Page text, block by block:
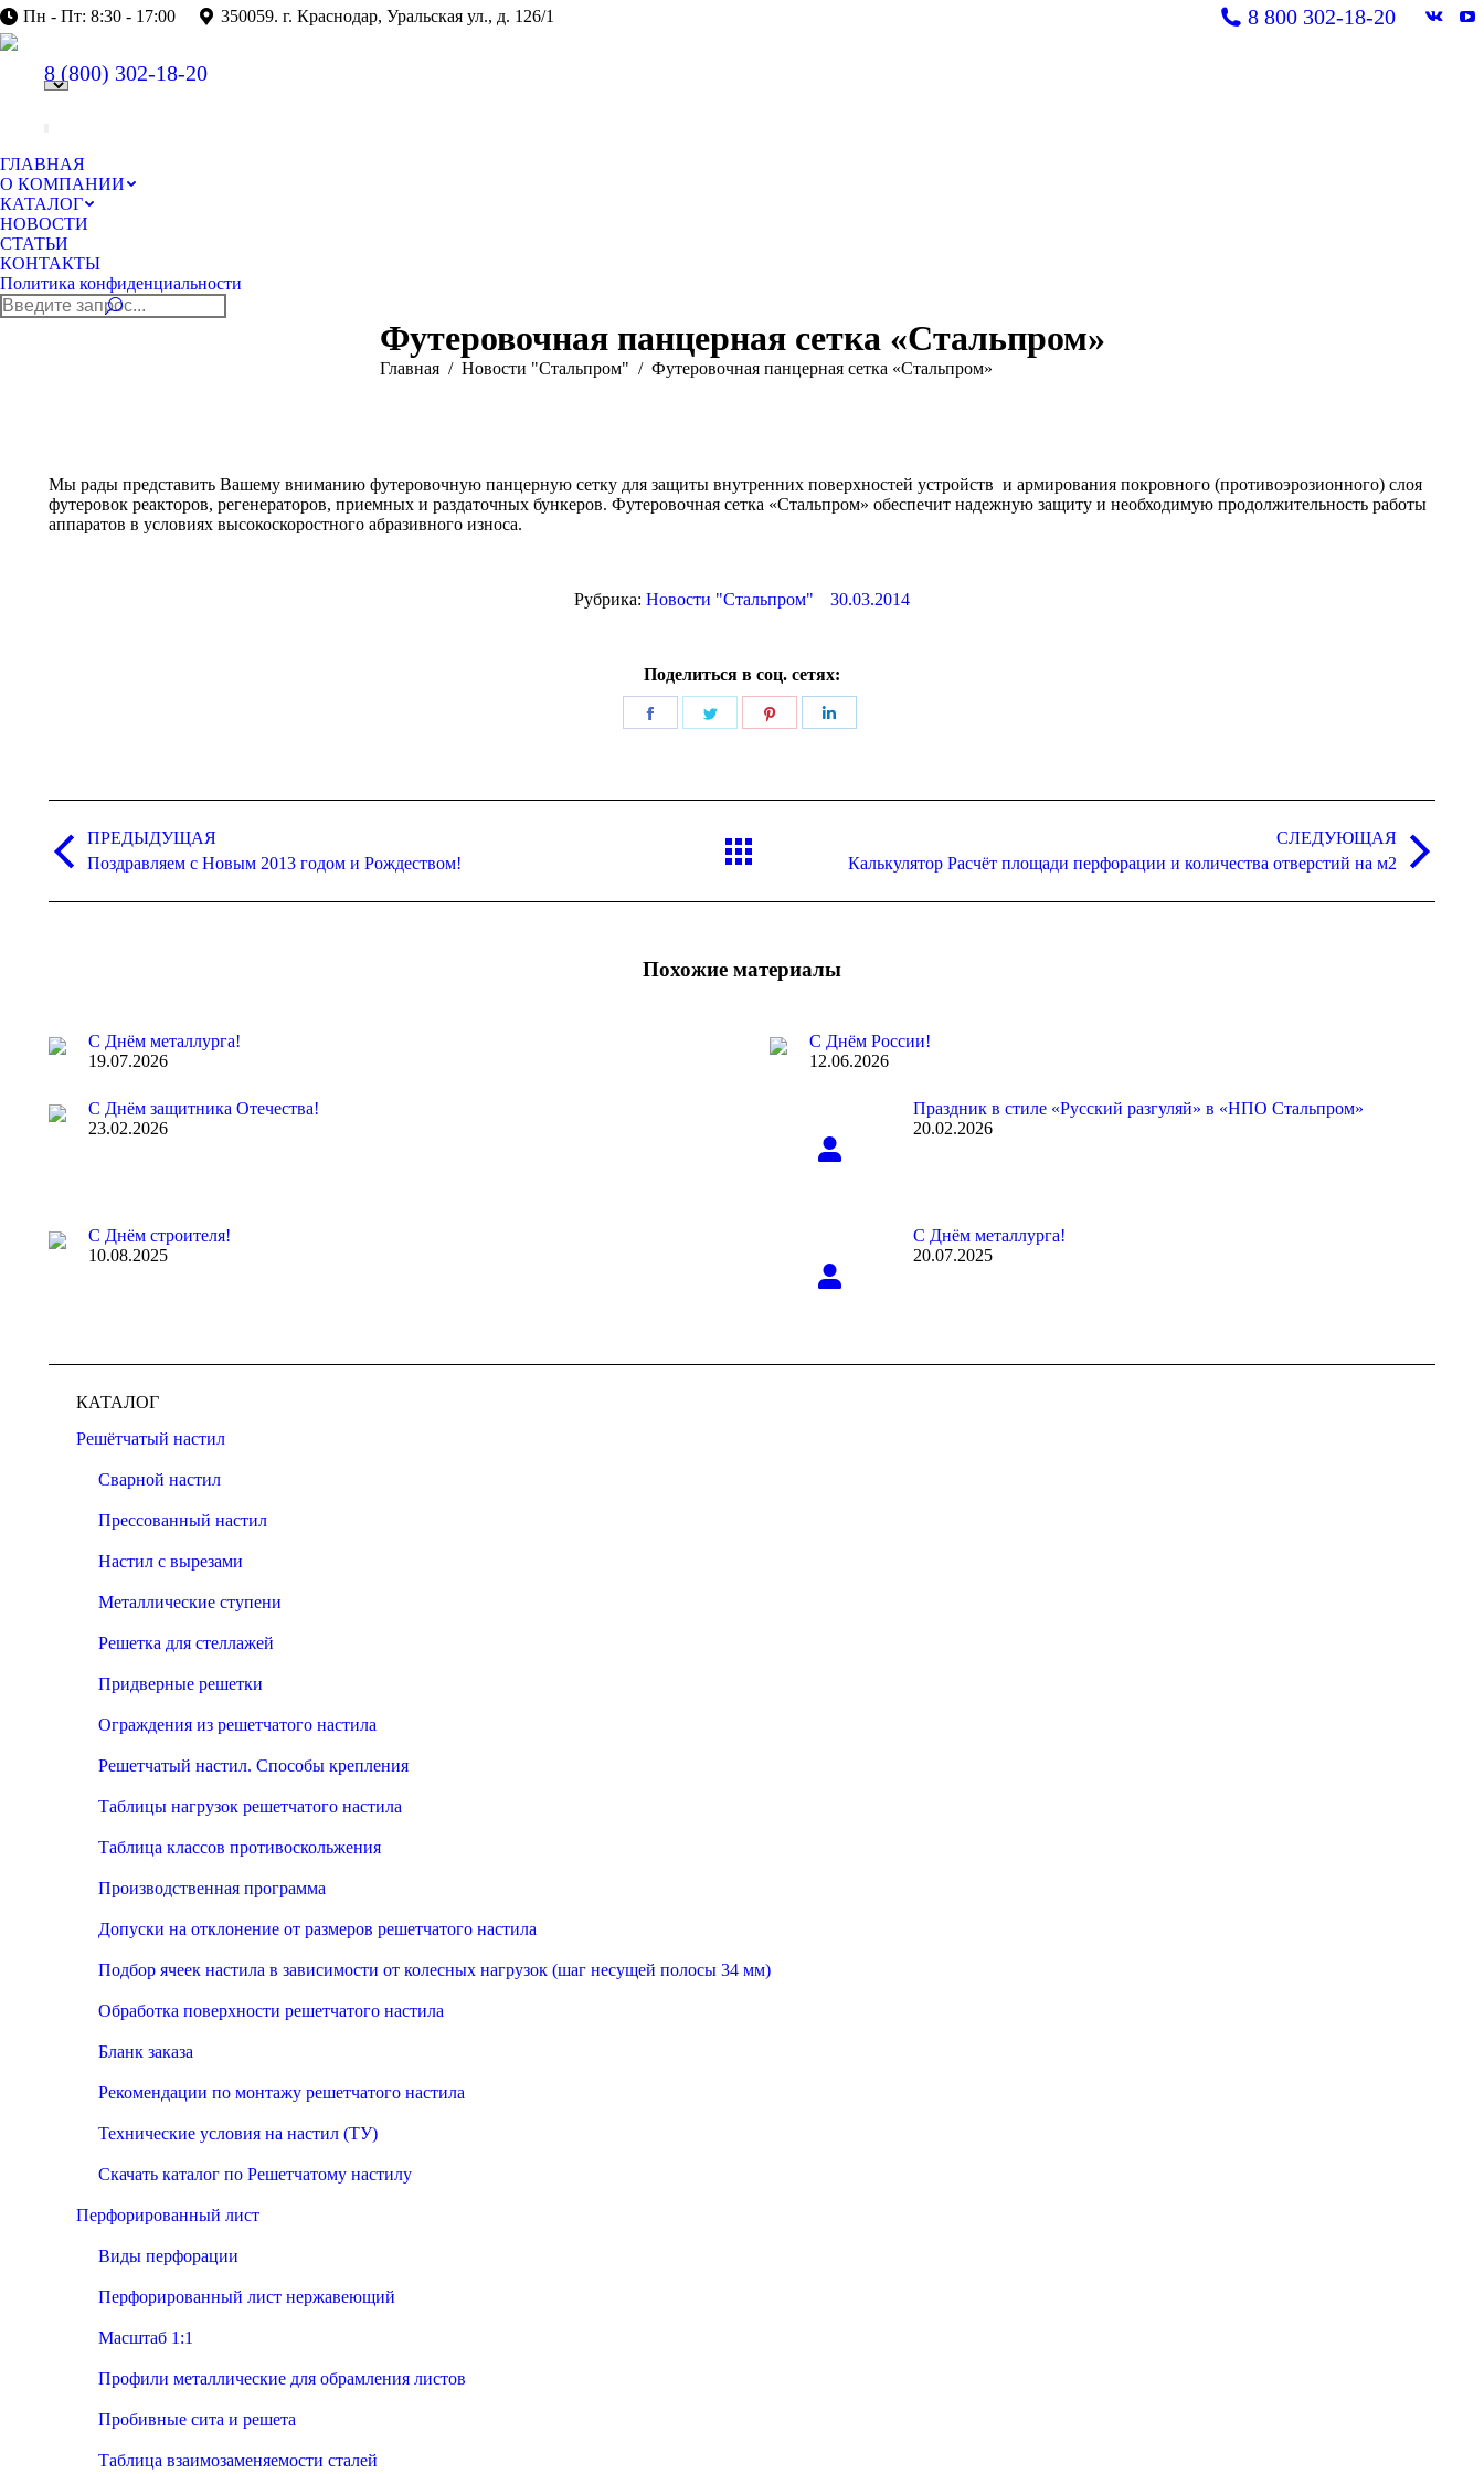
Пн - Пт: 8:30 - 17:00 350059. г. Краснодар, Уральская ул., д. 126/1 8 800 302-18-20
8 (800) 302-18-20
ГЛАВНАЯ
О КОМПАНИИ
КАТАЛОГ
НОВОСТИ
СТАТЬИ
КОНТАКТЫ
Политика конфиденциальности
Поиск:
Футеровочная панцерная сетка «Стальпром»
Вы здесь:
Главная Новости "Стальпром" Футеровочная панцерная сетка «Стальпром»
Мы рады представить Вашему вниманию футеровочную панцерную сетку для защиты внутренних поверхностей устройств и армирования покровного (противоэрозионного) слоя
футеровок реакторов, регенераторов, приемных и раздаточных бункеров. Футеровочная сетка «Стальпром» обеспечит надежную защиту и необходимую продолжительность работы
аппаратов в условиях высокоскоростного абразивного износа.
Рубрика: Новости "Стальпром" 30.03.2014
Поделиться в соц. сетях:
ПоделитьсяПоделитьсяПоделиться
по
записям
ПРЕДЫДУЩАЯ
Предыдущая
Поздравляем с Новым 2013 годом и Рождеством!
СЛЕДУЮЩАЯ
СледующаяКалькулятор Расчёт площади перфорации и количества отверстий на м2
Похожие материалы
С Днём металлурга!
19.07.2026
С Днём России!
12.06.2026
С Днём защитника Отечества!
23.02.2026
Праздник в стиле «Русский разгуляй» в «НПО Стальпром»
20.02.2026
С Днём строителя!
10.08.2025
С Днём металлурга!
20.07.2025
КАТАЛОГ
Решётчатый настил
Сварной настил
Прессованный настил
Настил с вырезами
Металлические ступени
Решетка для стеллажей
Придверные решетки
Ограждения из решетчатого настила
Решетчатый настил. Способы крепления
Таблицы нагрузок решетчатого настила
Таблица классов противоскольжения
Производственная программа
Допуски на отклонение от размеров решетчатого настила
Подбор ячеек настила в зависимости от колесных нагрузок (шаг несущей полосы 34 мм)
Обработка поверхности решетчатого настила
Бланк заказа
Рекомендации по монтажу решетчатого настила
Технические условия на настил (ТУ)
Скачать каталог по Решетчатому настилу
Перфорированный лист
Виды перфорации
Перфорированный лист нержавеющий
Масштаб 1:1
Профили металлические для обрамления листов
Пробивные сита и решета
Таблица взаимозаменяемости сталей